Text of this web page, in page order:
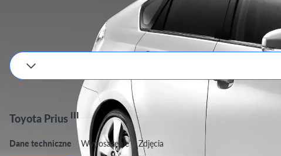
Podane wartości są orientacyjne, dokładne dane zależne będą od wyboru silnika i wersji.
Toyota Prius III
Dane techniczne Wyposażenie Zdjęcia